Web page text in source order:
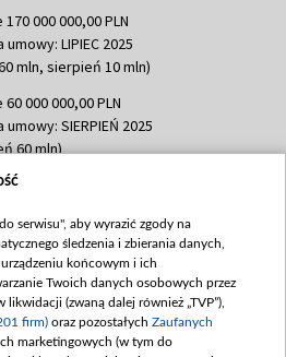
000 000,00 PLN
LIPIEC 2025
mln, sierpień 10 mln)
000 000,00 PLN
SIERPIEŃ 2025
60 mln)
783 051,21 PLN
100 mln, październik 350
mln)
862 000,00 PLN
GRUDZIEŃ 2025
60,548 mln)
serwisu", aby wyrazić zgody na
śledzenia i zbierania danych,
końcowym i ich
Twoich danych osobowych przez
likwidacji (zwaną dalej również „TVP”),
firm) oraz pozostałych Zaufanych
marketingowych (w tym do